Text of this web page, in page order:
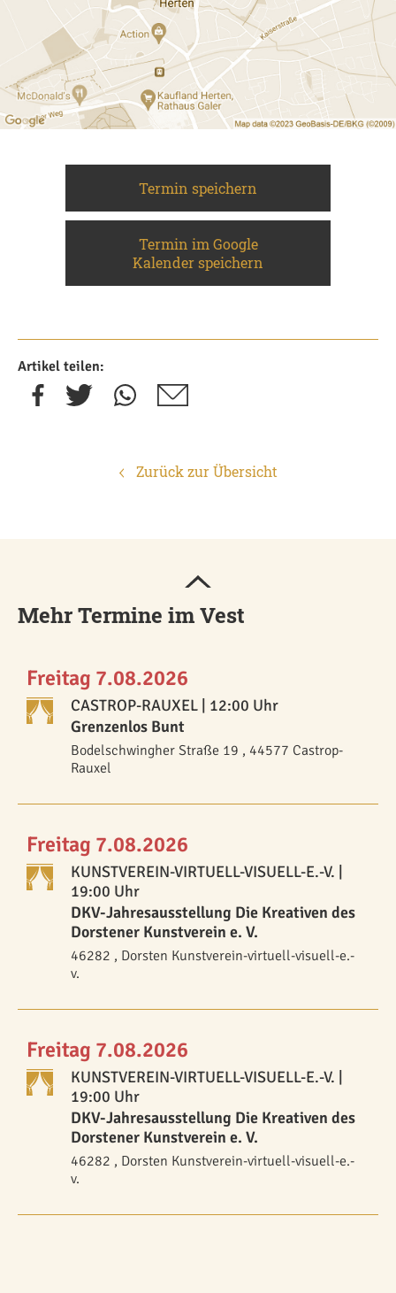
Termin speichern
Termin im Google
Kalender speichern
Artikel teilen:
Zurück zur Übersicht
Mehr Termine im Vest
Freitag 7.08.2026
CASTROP-RAUXEL | 12:00 Uhr
Grenzenlos Bunt
Bodelschwingher Straße 19 , 44577 Castrop-
Rauxel
Freitag 7.08.2026
KUNSTVEREIN-VIRTUELL-VISUELL-E.-V.
19:00 Uhr
DKV-Jahresausstellung Die Kreativen des
Dorstener Kunstverein e. V.
46282 , Dorsten Kunstverein-virtuell-visuell-e.-
v.
Freitag 7.08.2026
KUNSTVEREIN-VIRTUELL-VISUELL-E.-V.
19:00 Uhr
DKV-Jahresausstellung Die Kreativen des
Dorstener Kunstverein e. V.
46282 , Dorsten Kunstverein-virtuell-visuell-e.-
v.